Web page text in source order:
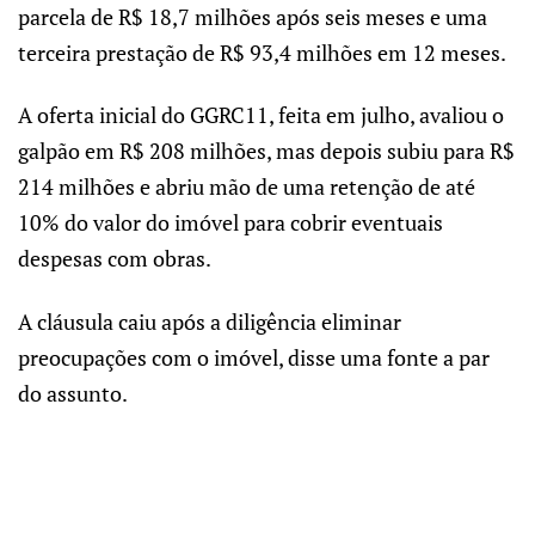
parcela de R$ 18,7 milhões após seis meses e uma
terceira prestação de R$ 93,4 milhões em 12 meses.
A oferta inicial do GGRC11, feita em julho, avaliou o
galpão em R$ 208 milhões, mas depois subiu para R$
214 milhões e abriu mão de uma retenção de até
10% do valor do imóvel para cobrir eventuais
despesas com obras.
A cláusula caiu após a diligência eliminar
preocupações com o imóvel, disse uma fonte a par
do assunto.